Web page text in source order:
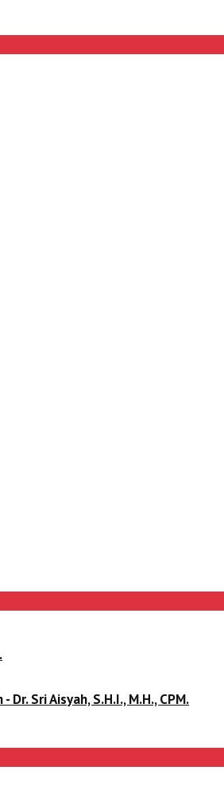
Sri Aisyah, S.H.I., M.H., CPM.